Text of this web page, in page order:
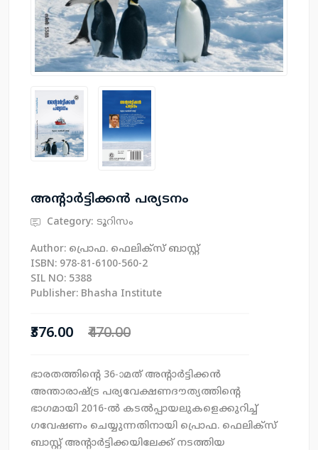
അന്റാര്‍ട്ടിക്കന്‍ പര്യടനം
Category: ടൂറിസം
Author: പ്രൊഫ. ഫെലിക്സ് ബാസ്റ്റ്
ISBN: 978-81-6100-560-2
SIL NO: 5388
Publisher: Bhasha Institute
₹376.00 ₹470.00
ഭാരതത്തിന്റെ 36-ാമത് അന്റാര്‍ട്ടിക്കന്‍
അന്താരാഷ്ട്ര പര്യവേക്ഷണദൗത്യത്തിന്റെ
ഭാഗമായി 2016-ല്‍ കടല്‍പ്പായലുകളെക്കുറിച്ച്
ഗവേഷണം ചെയ്യുന്നതിനായി പ്രൊഫ. ഫെലിക്സ്
ബാസ്റ്റ് അന്റാര്‍ട്ടിക്കയിലേക്ക് നടത്തിയ